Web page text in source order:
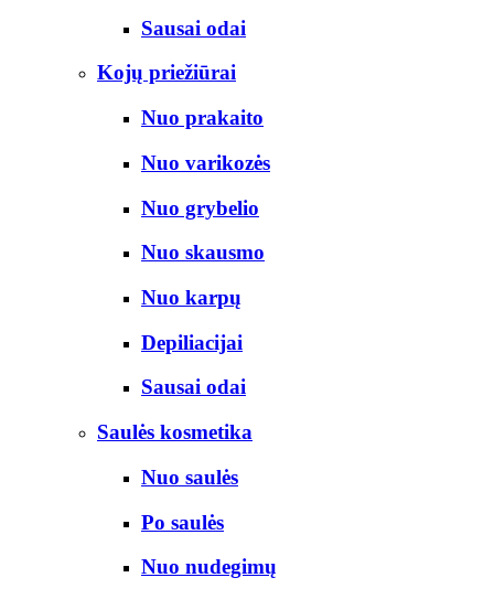
Sausai odai
Kojų priežiūrai
Nuo prakaito
Nuo varikozės
Nuo grybelio
Nuo skausmo
Nuo karpų
Depiliacijai
Sausai odai
Saulės kosmetika
Nuo saulės
Po saulės
Nuo nudegimų